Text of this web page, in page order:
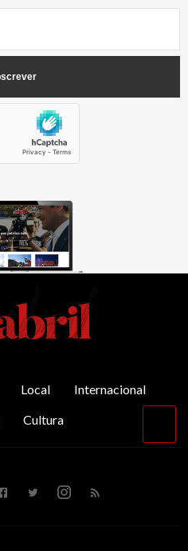
Local
Internacional
Cultura